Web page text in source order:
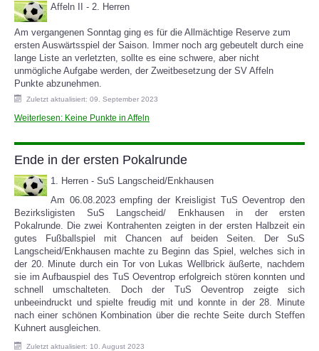
SPIELPLAN
SPORTHEIM
Affeln II - 2. Herren
Am vergangenen Sonntag ging es für die Allmächtige Reserve zum
ersten Auswärtsspiel der Saison. Immer noch arg gebeutelt durch eine
lange Liste an verletzten, sollte es eine schwere, aber nicht
unmögliche Aufgabe werden, der Zweitbesetzung der SV Affeln
Punkte abzunehmen.
Zuletzt aktualisiert: 09. September 2023
Weiterlesen: Keine Punkte in Affeln
Ende in der ersten Pokalrunde
1. Herren - SuS Langscheid/Enkhausen
Am 06.08.2023 empfing der Kreisligist TuS Oeventrop den
Bezirksligisten SuS Langscheid/ Enkhausen in der ersten
Pokalrunde. Die zwei Kontrahenten zeigten in der ersten Halbzeit ein
gutes Fußballspiel mit Chancen auf beiden Seiten. Der SuS
Langscheid/Enkhausen machte zu Beginn das Spiel, welches sich in
der 20. Minute durch ein Tor von Lukas Wellbrick äußerte, nachdem
sie im Aufbauspiel des TuS Oeventrop erfolgreich stören konnten und
schnell umschalteten. Doch der TuS Oeventrop zeigte sich
unbeeindruckt und spielte freudig mit und konnte in der 28. Minute
nach einer schönen Kombination über die rechte Seite durch Steffen
Kuhnert ausgleichen.
Zuletzt aktualisiert: 10. August 2023